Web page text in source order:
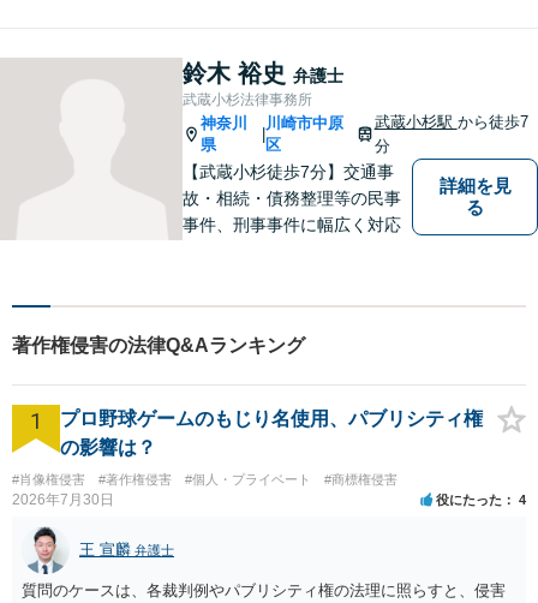
鈴木 裕史 弁護士
武蔵小杉法律事務所
神奈川
県
川崎市中原
区
武蔵小杉駅 から徒歩7
分
【武蔵小杉徒歩7分】交通事
故・相続・債務整理等の民事
事件、刑事事件に幅広く対応
詳細を見
る
著作権侵害の法律Q&Aランキング
1
プロ野球ゲームのもじり名使用、パブリシティ権
の影響は？
#肖像権侵害 #著作権侵害 #個人・プライベート #商標権侵害
2026年7月30日 役にたった 4
王 宣麟 弁護士
質問のケースは、各裁判例やパブリシティ権の法理に照らすと、侵害